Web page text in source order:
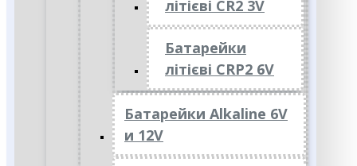
літієві CR2 3V
Батарейки
літієві CRP2 6V
Батарейки Alkaline 6V
и 12V